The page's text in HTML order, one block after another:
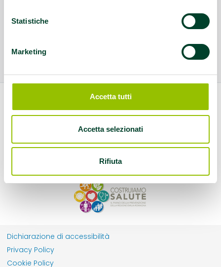
Statistiche
Marketing
Accetta tutti
Accetta selezionati
Rifiuta
Dichiarazione di accessibilità
Privacy Policy
Cookie Policy